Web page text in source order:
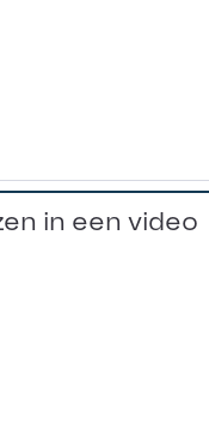
in een video